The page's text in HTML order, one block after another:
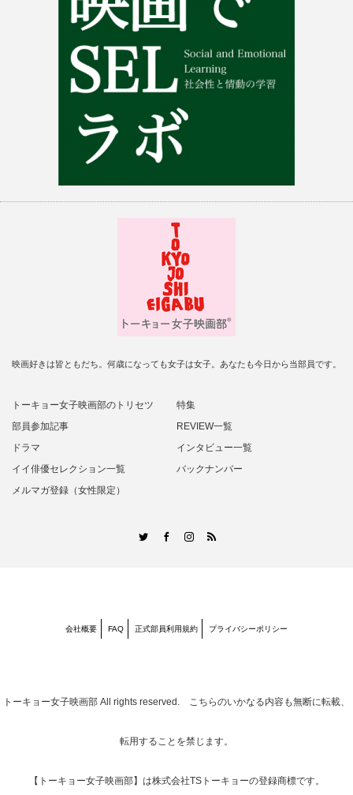
映画好きは皆ともだち。何歳になっても女子は女子。あなたも今日から当部員です。
トーキョー女子映画部のトリセツ
特集
部員参加記事
REVIEW一覧
ドラマ
インタビュー一覧
イイ俳優セレクション一覧
バックナンバー
メルマガ登録（女性限定）
TwitterFacebookInstagram
RSS
会社概要 FAQ 正式部員利用規約 プライバシーポリシー
トーキョー女子映画部 All rights reserved. こちらのいかなる内容も無断に転載、
転用することを禁じます。
【トーキョー女子映画部】は株式会社TSトーキョーの登録商標です。